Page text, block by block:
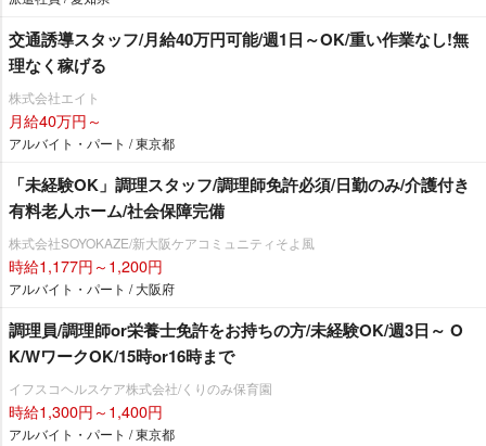
交通誘導スタッフ/月給40万円可能/週1日～OK/重い作業なし!無
理なく稼げる
株式会社エイト
月給40万円～
アルバイト・パート / 東京都
「未経験OK」調理スタッフ/調理師免許必須/日勤のみ/介護付き
有料老人ホーム/社会保障完備
株式会社SOYOKAZE/新大阪ケアコミュニティそよ風
時給1,177円～1,200円
アルバイト・パート / 大阪府
調理員/調理師or栄養士免許をお持ちの方/未経験OK/週3日～ O
K/WワークOK/15時or16時まで
イフスコヘルスケア株式会社/くりのみ保育園
時給1,300円～1,400円
アルバイト・パート / 東京都